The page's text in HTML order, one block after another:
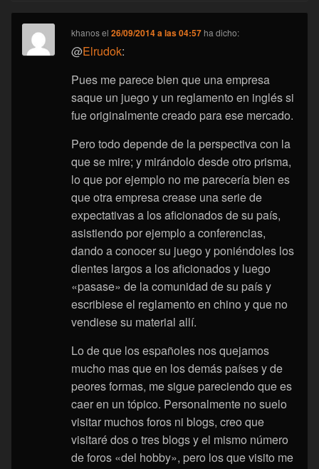
khanosel26/09/2014 a las 04:57 ha dicho:
@Elrudok:
Pues me parece bien que una empresa
saque un juego y un reglamento en inglés si
fue originalmente creado para ese mercado.
Pero todo depende de la perspectiva con la
que se mire; y mirándolo desde otro prisma,
lo que por ejemplo no me parecería bien es
que otra empresa crease una serie de
expectativas a los aficionados de su país,
asistiendo por ejemplo a conferencias,
dando a conocer su juego y poniéndoles los
dientes largos a los aficionados y luego
«pasase» de la comunidad de su país y
escribiese el reglamento en chino y que no
vendiese su material allí.
Lo de que los españoles nos quejamos
mucho mas que en los demás países y de
peores formas, me sigue pareciendo que es
caer en un tópico. Personalmente no suelo
visitar muchos foros ni blogs, creo que
visitaré dos o tres blogs y el mismo número
de foros «del hobby», pero los que visito me